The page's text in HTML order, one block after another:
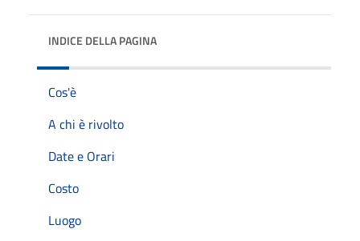
INDICE DELLA PAGINA
Cos'è
A chi è rivolto
Date e Orari
Costo
Luogo